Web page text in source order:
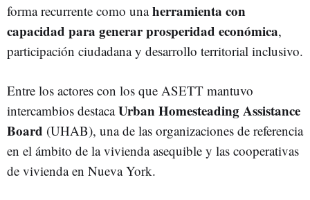
forma recurrente como unaherramienta con
capacidad para generar prosperidad económica,
participación ciudadana y desarrollo territorial inclusivo.
Entre los actores con los que ASETT mantuvo
intercambios destacaUrban Homesteading Assistance
Board (UHAB), una de las organizaciones de referencia
en el ámbito de la vivienda asequible y las cooperativas
de vivienda en Nueva York.